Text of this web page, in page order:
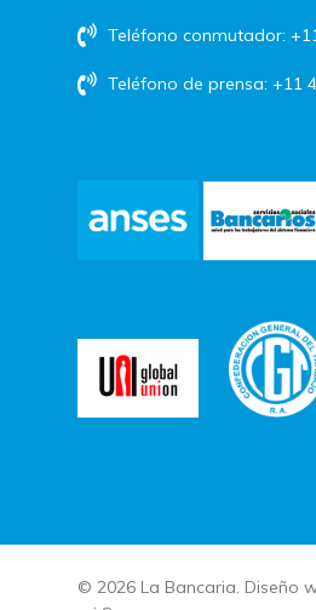
Teléfono conmutador:
Teléfono de prensa: +11
© 2026 La Bancaria. Diseño